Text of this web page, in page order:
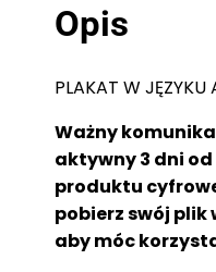
Opis
PLAKAT W JĘZYKU
Ważny
aktywny 3 dni
produktu
pobierz swój plik
aby móc